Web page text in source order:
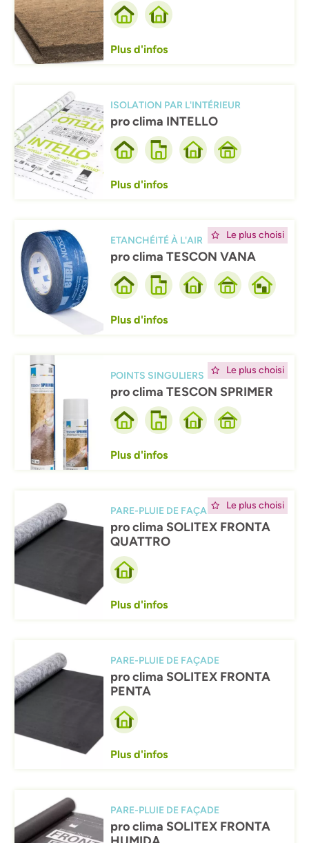
Plus d'infos
Afbeelding
ISOLATION PAR L'INTÉRIEUR
pro clima INTELLO
Plus d'infos
Le plus choisi
Afbeelding
ETANCHÉITÉ À L'AIR
pro clima TESCON VANA
Plus d'infos
Le plus choisi
Afbeelding
POINTS SINGULIERS
pro clima TESCON SPRIMER
Plus d'infos
Le plus choisi
PARE-PLUIE DE FAÇADE
pro clima SOLITEX FRONTA
QUATTRO
Plus d'infos
PARE-PLUIE DE FAÇADE
pro clima SOLITEX FRONTA
PENTA
Plus d'infos
Afbeelding
PARE-PLUIE DE FAÇADE
pro clima SOLITEX FRONTA